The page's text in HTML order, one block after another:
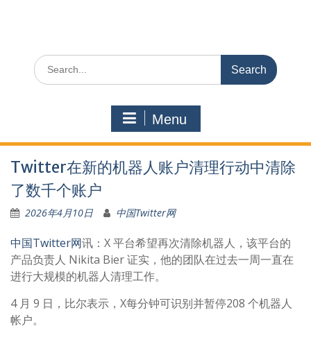
Search
for:
Menu
Twitter在新的机器人账户清理行动中清除
了数千个账户
2026年4月10日 中国Twitter网
中国Twitter网讯：X 平台希望再次清除机器人，该平台的
产品负责人 Nikita Bier 证实，他的团队在过去一周一直在
进行大规模的机器人清理工作。
4 月 9 日，比尔表示，X每分钟可识别并暂停208 个机器人
帐户。